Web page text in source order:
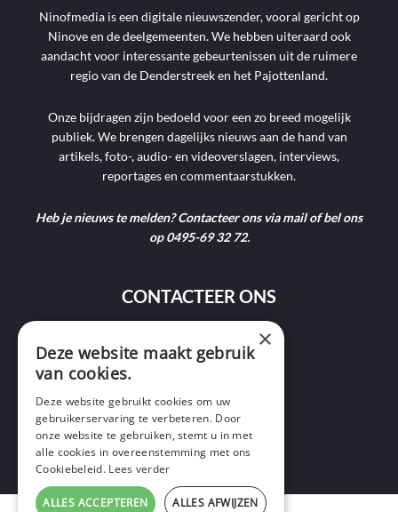
Ninofmedia is een digitale nieuwszender, vooral gericht op
Ninove en de deelgemeenten. We hebben uiteraard ook
aandacht voor interessante gebeurtenissen uit de ruimere
regio van de Denderstreek en het Pajottenland.
Onze bijdragen zijn bedoeld voor een zo breed mogelijk
publiek. We brengen dagelijks nieuws aan de hand van
artikels, foto-, audio- en videoverslagen, interviews,
reportages en commentaarstukken.
Heb je nieuws te melden? Contacteer ons via mail of bel ons
op 0495-69 32 72.
CONTACTEER ONS
9400 Ninove
+32 495 69 32 72
×
Deze website maakt gebruik
van cookies.
Deze website gebruikt cookies om uw
gebruikerservaring te verbeteren. Door
onze website te gebruiken, stemt u in met
alle cookies in overeenstemming met ons
Cookiebeleid. Lees verder
ALLES ACCEPTEREN ALLES AFWIJZEN